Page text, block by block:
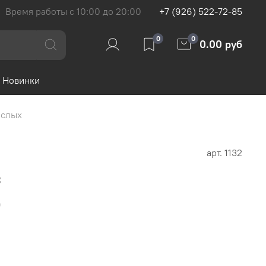
Время работы с 10:00 до 20:00 +7 (926) 522-72-85
0 0 0.00 руб
Новинки
арт. 1132